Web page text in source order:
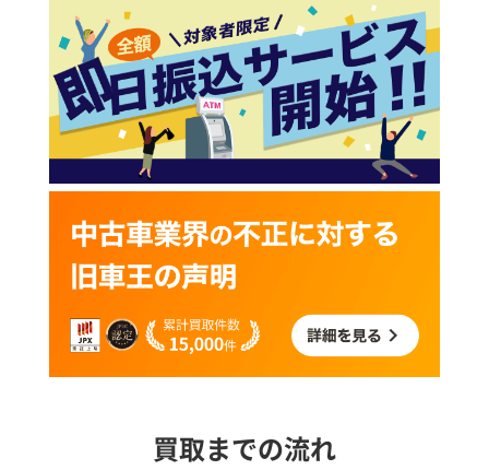
買取までの流れ